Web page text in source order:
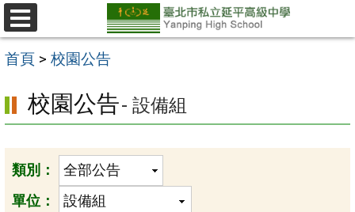
跳
至
主
容
區
選
單
首頁 > 校園公告
校園公告- 設備組
類別：
單位：